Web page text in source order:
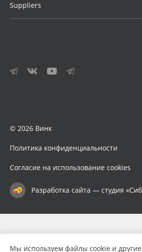
Suppliers
© 2026 Винк
Политика конфиденциальности
Согласие на использование cookies
Разработка сайта — студия
Мы используем файлы cookie и